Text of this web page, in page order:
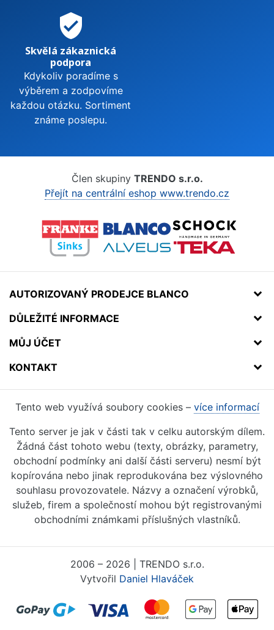
verified_user
Skvělá zákaznická
podpora
Kdykoliv poradíme s
výběrem a zodpovíme
každou otázku. Sortiment
známe poslepu.
Člen skupiny TRENDO s.r.o.
Přejít na centrální eshop www.trendo.cz
AUTORIZOVANÝ PRODEJCE BLANCO
DŮLEŽITÉ INFORMACE
MŮJ ÚČET
KONTAKT
Tento web využívá soubory cookies – více informací
Tento server je jak v části tak v celku autorským dílem.
Žádná část tohoto webu (texty, obrázky, parametry,
obchodní podmínky ani další části serveru) nesmí být
kopírována nebo jinak reprodukována bez výslovného
souhlasu provozovatele. Názvy a označení výrobků,
služeb, firem a společností mohou být registrovanými
obchodními známkami příslušných vlastníků.
2006 – 2026 | TRENDO s.r.o.
Vytvořil Daniel Hlaváček